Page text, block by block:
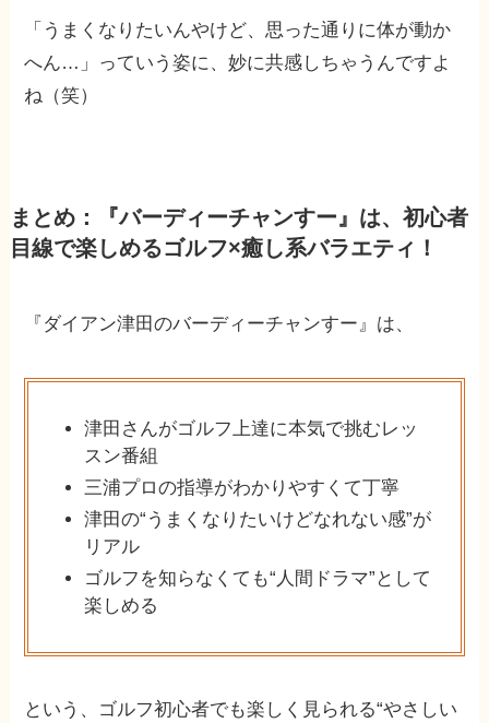
「うまくなりたいんやけど、思った通りに体が動か
へん…」っていう姿に、妙に共感しちゃうんですよ
ね（笑）
まとめ：『バーディーチャンすー』は、初心者
目線で楽しめるゴルフ×癒し系バラエティ！
『ダイアン津田のバーディーチャンすー』は、
津田さんがゴルフ上達に本気で挑むレッ
スン番組
三浦プロの指導がわかりやすくて丁寧
津田の“うまくなりたいけどなれない感”が
リアル
ゴルフを知らなくても“人間ドラマ”として
楽しめる
という、ゴルフ初心者でも楽しく見られる“やさしい